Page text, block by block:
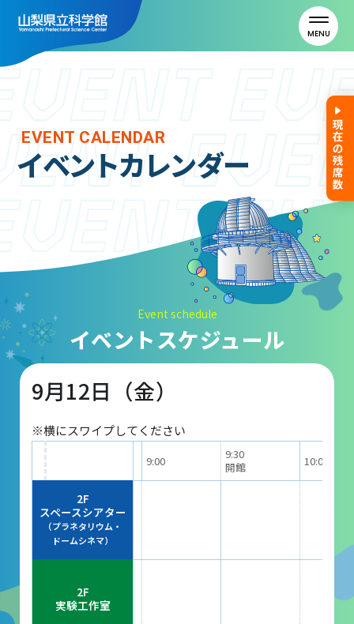
MENU
利用案内
山梨県立科学館について
団体予約受付
2026年度の利用はこちら
施設案内
フロアガイド
展望テラス・円形広場
EVENT CALENDAR
イベントカレンダー
Event schedule
イベントスケジュール
9月12日（金）
※横にスワイプしてください
9:00
9:30
開館
10:00
2F
スペースシアター
（プラネタリウム・
ドームシネマ）
2F
実験工作室